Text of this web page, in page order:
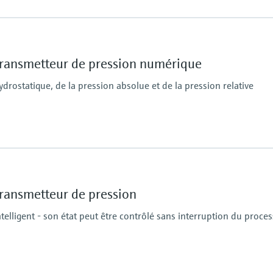
400 mbar...100 bar
(6 psi...1450 psi)
de pression numérique
de la pression absolue et de la pression relative
100 mbar…100 bar
(1.5 psi…1500 psi)
de pression
- son état peut être contrôlé sans interruption du